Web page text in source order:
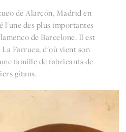
de Alarcón, Madrid en
l'une des plus importantes
de Barcelone. Il est
Farruca, d'où vient son
famille de fabricants de
gitans.